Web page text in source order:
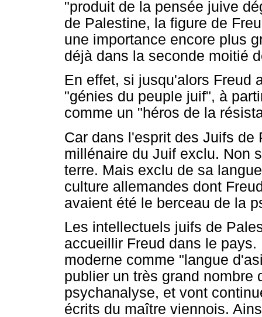
"produit de la pensée juive
de Palestine, la figure de
une importance encore plus
déjà dans la seconde moitié
En effet, si jusqu'alors Freud
"génies du peuple juif", à
comme un "héros de la
Car dans l'esprit des Juifs de
millénaire du Juif exclu. Non
terre. Mais exclu de sa
culture allemandes dont
avaient été le berceau de la
Les intellectuels juifs de
accueillir Freud dans le
moderne comme "langue
publier un très grand nombre
psychanalyse, et vont
écrits du maître viennois.